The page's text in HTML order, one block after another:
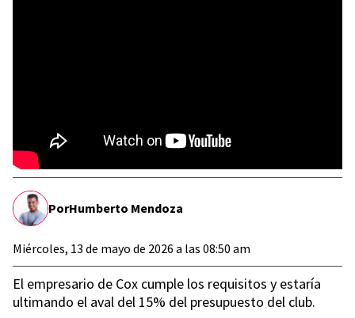
PorHumberto Mendoza
Miércoles, 13 de mayo de 2026 a las 08:50 am
El empresario de Cox cumple los requisitos y estaría
ultimando el aval del 15% del presupuesto del club.